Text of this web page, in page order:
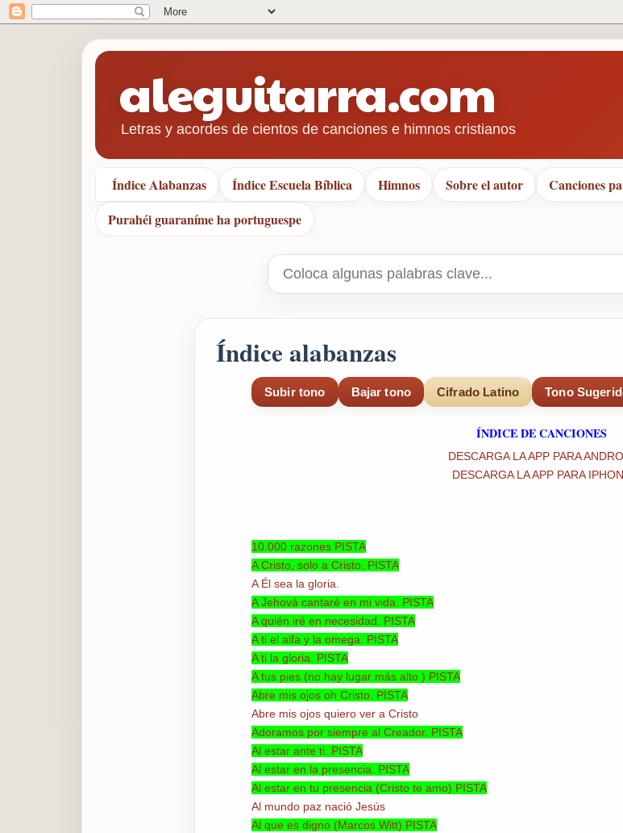
aleguitarra.com
Letras y acordes de cientos de canciones e himnos cristianos
Índice Alabanzas Índice Escuela Bíblica Himnos Sobre el autor Canciones
Purahéi guaraníme ha portuguespe
Índice alabanzas
Subir tono Bajar tono Cifrado Latino Tono
ÍNDICE DE CANCIONES
DESCARGA LA APP PARA
DESCARGA LA APP PARA
10.000 razones PISTA
A Cristo, solo a Cristo. PISTA
A Él sea la gloria.
A Jehová cantaré en mi vida. PISTA
A quién iré en necesidad. PISTA
A ti el alfa y la omega. PISTA
A ti la gloria. PISTA
A tus pies (no hay lugar más alto ) PISTA
Abre mis ojos oh Cristo. PISTA
Abre mis ojos quiero ver a Cristo
Adoramos por siempre al Creador. PISTA
Al estar ante ti. PISTA
Al estar en la presencia. PISTA
Al estar en tu presencia (Cristo te amo) PISTA
Al mundo paz nació Jesús
Al que es digno (Marcos Witt) PISTA